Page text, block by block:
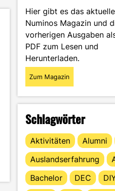
Hier gibt es das aktuelle
Numinos Magazin und
vorherigen Ausgaben
PDF zum Lesen und
Herunterladen.
Zum Magazin
Schlagwörter
Aktivitäten Alumni
Auslandserfahrung
Bachelor
DEC